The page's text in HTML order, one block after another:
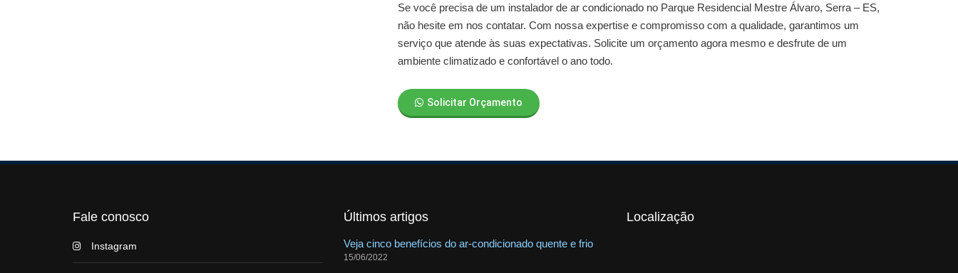
Se você precisa de um instalador de ar condicionado no Parque Residencial Mestre Álvaro, Serra – ES,
não hesite em nos contatar. Com nossa expertise e compromisso com a qualidade, garantimos um
serviço que atende às suas expectativas. Solicite um orçamento agora mesmo e desfrute de um
ambiente climatizado e confortável o ano todo.
Solicitar Orçamento
Fale conosco
Instagram
Últimos artigos
Veja cinco benefícios do ar-condicionado quente e frio
15/06/2022
Localização